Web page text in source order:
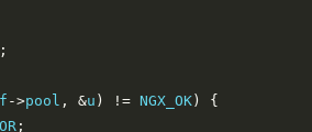
;
->pool , &u ) != NGX_OK )
{
;